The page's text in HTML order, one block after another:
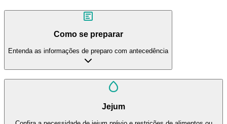
Como se preparar
Entenda as informações de preparo com antecedência
Jejum